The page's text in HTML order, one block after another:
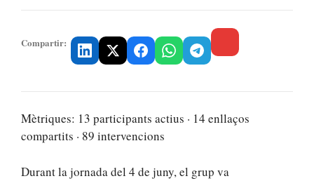
Compartir:
Mètriques: 13 participants actius · 14 enllaços
compartits · 89 intervencions
Durant la jornada del 4 de juny, el grup va